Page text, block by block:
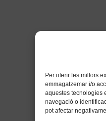
Per oferir les millors
emmagatzemar i/o
aquestes tecnologies
navegació o
pot afectar